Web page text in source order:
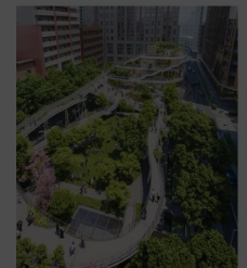
せば空きが見つかることも 混
雑避ける「空席」探しのコツ